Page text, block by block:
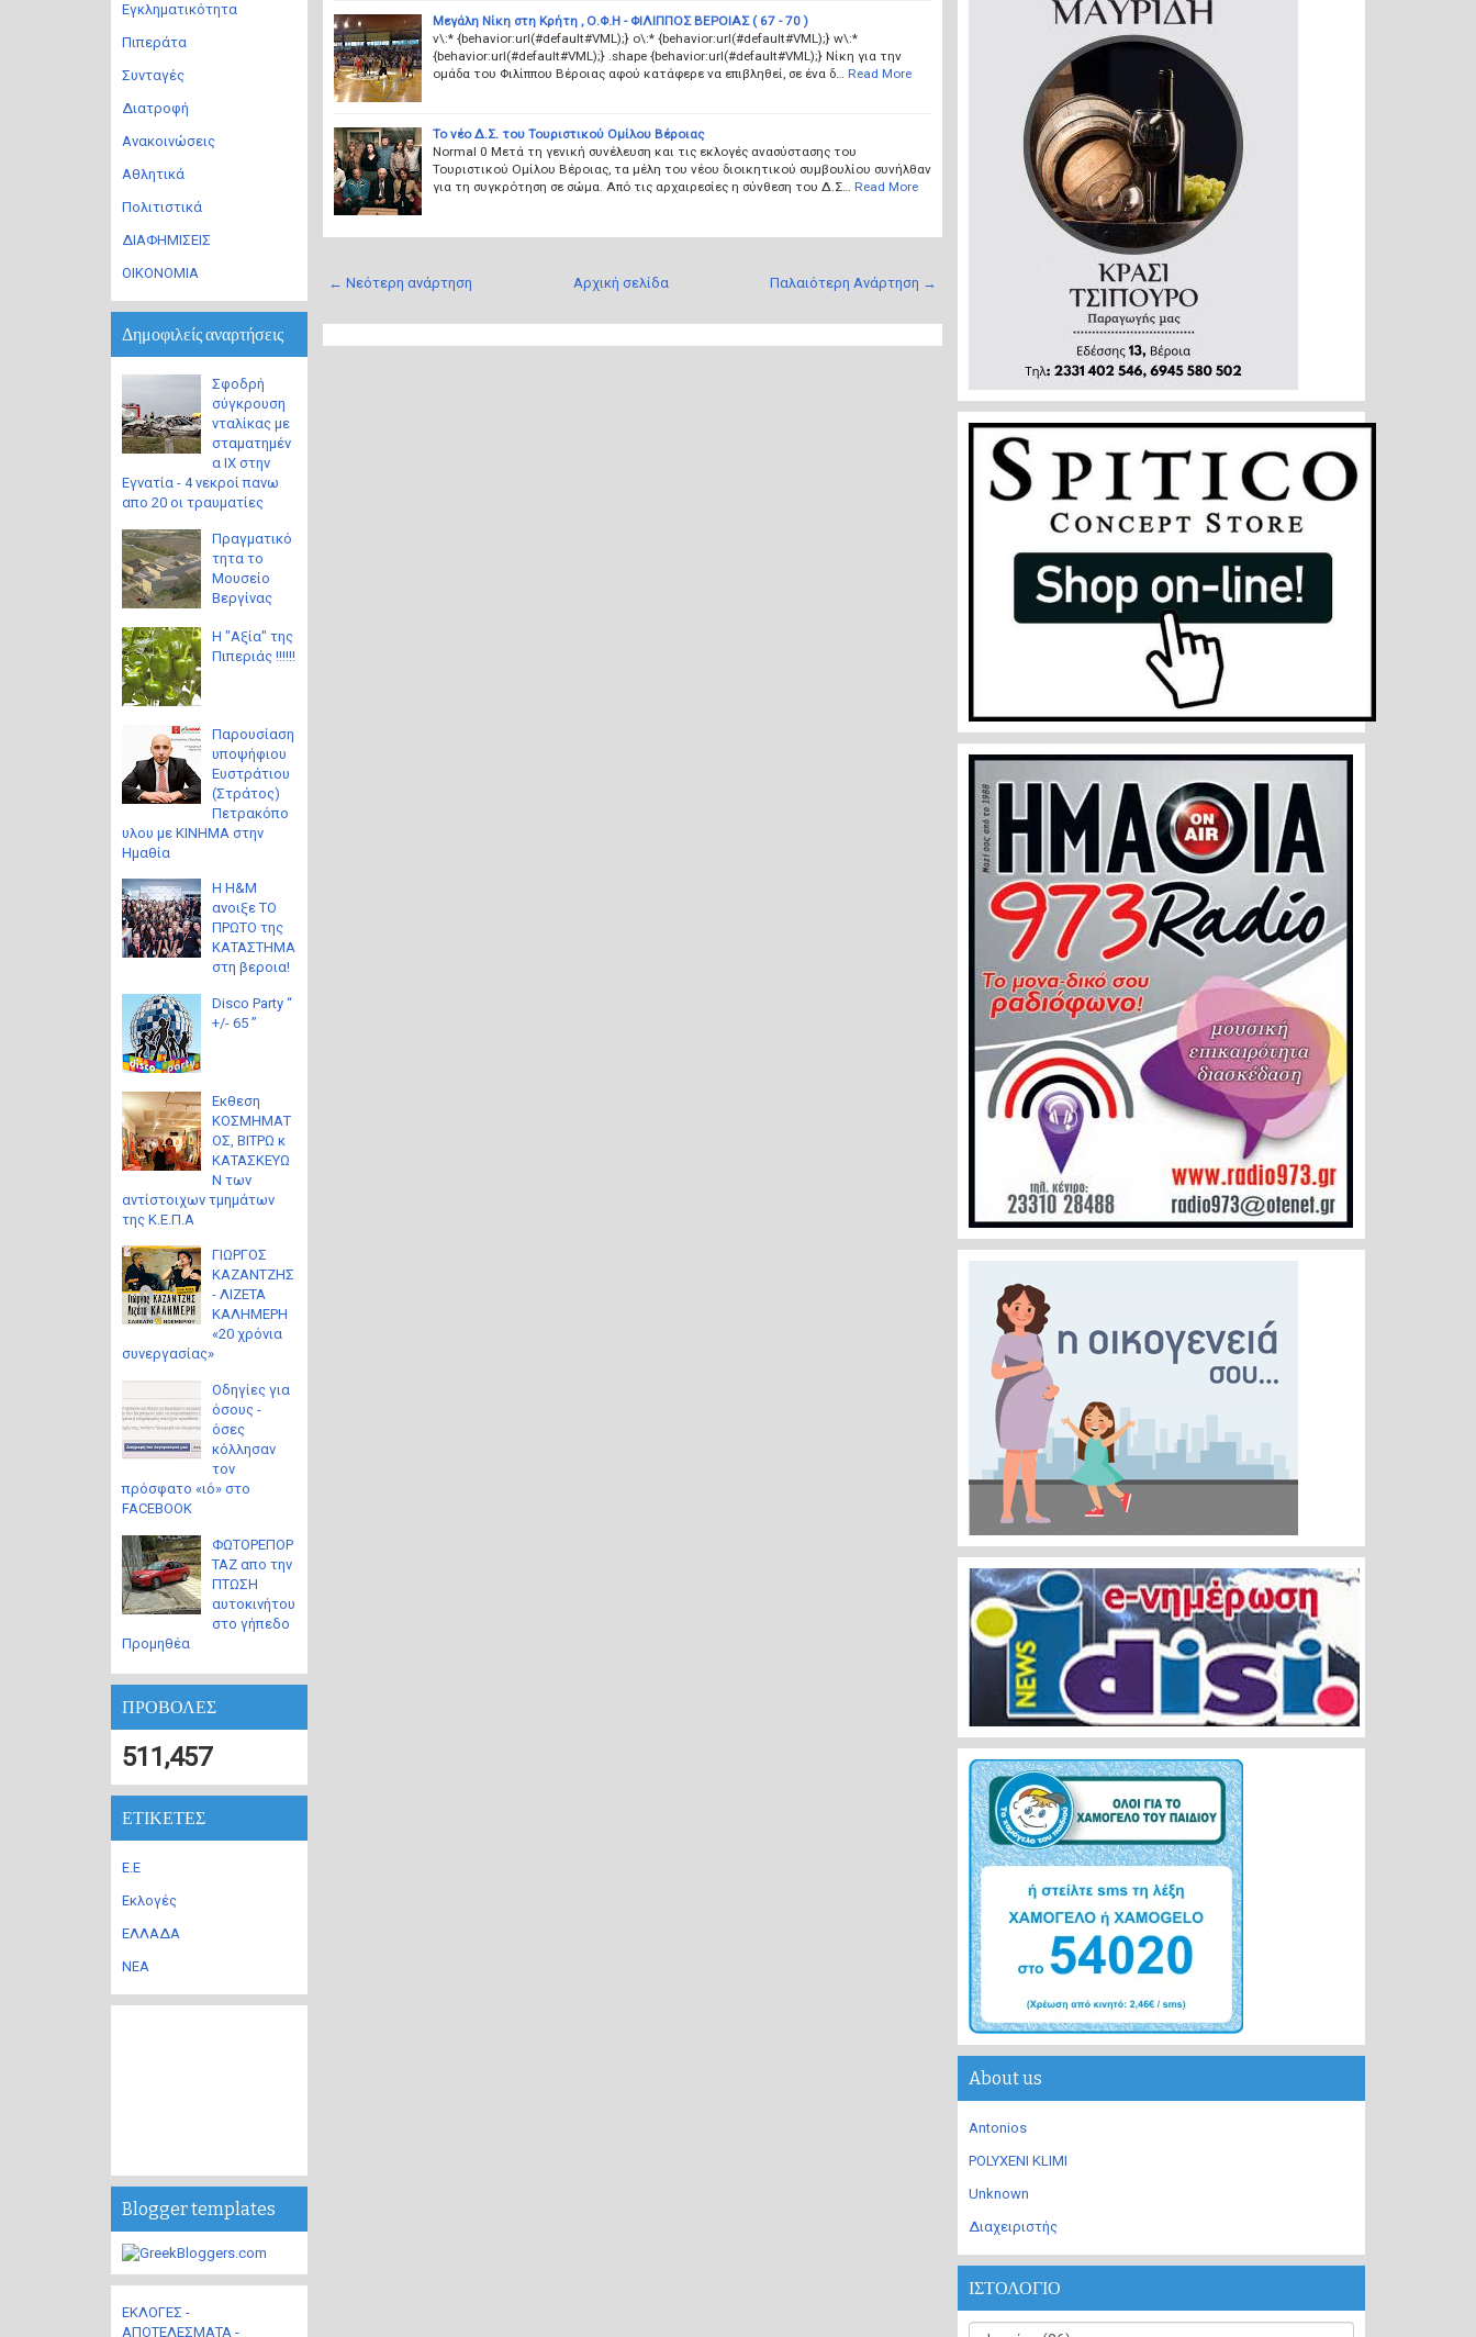
Μεγάλη Νίκη στη Κρήτη , Ο.Φ.Η - ΦΙΛΙΠΠΟΣ ΒΕΡΟΙΑΣ ( 67 - 70 )
v\:* {behavior:url(#default#VML);} o\:* {behavior:url(#default#VML);} w\:*
{behavior:url(#default#VML);} .shape {behavior:url(#default#VML);} Νίκη για την
ομάδα του Φιλίππου Βέροιας αφού κατάφερε να επιβληθεί, σε ένα δ…
Read More
Το νέο Δ.Σ. του Τουριστικού Ομίλου Βέροιας
Normal 0 Μετά τη γενική συνέλευση και τις εκλογές ανασύστασης του
Τουριστικού Ομίλου Βέροιας, τα μέλη του νέου διοικητικού συμβουλίου συνήλθαν
για τη συγκρότηση σε σώμα. Από τις αρχαιρεσίες η σύνθεση του Δ.Σ…
Read More
← Νεότερη ανάρτηση Παλαιότερη Ανάρτηση →
Αρχική σελίδα
Εγκληματικότητα
Πιπεράτα
Συνταγές
Διατροφή
Ανακοινώσεις
Αθλητικά
Πολιτιστικά
ΔΙΑΦΗΜΙΣΕΙΣ
ΟΙΚΟΝΟΜΙΑ
Δημοφιλείς αναρτήσεις
Σφοδρή
σύγκρουση
νταλίκας με
σταματημέν
α ΙΧ στην
Εγνατία - 4 νεκροί πανω
απο 20 οι τραυματίες
Πραγματικό
τητα το
Μουσείο
Βεργίνας
Η "Αξία" της
Πιπεριάς !!!!!!
Παρουσίαση
υποψήφιου
Ευστράτιου
(Στράτος)
Πετρακόπο
υλου με ΚΙΝΗΜΑ στην
Ημαθία
Η H&M
ανοιξε ΤΟ
ΠΡΩΤΟ της
ΚΑΤΑΣΤΗΜΑ
στη βεροια!
Disco Party “
+/- 65 ”
Eκθεση
ΚΟΣΜΗΜΑΤ
ΟΣ, ΒΙΤΡΩ κ
ΚΑΤΑΣΚΕΥΩ
Ν των
αντίστοιχων τμημάτων
της Κ.Ε.Π.Α
ΓΙΩΡΓΟΣ
ΚΑΖΑΝΤΖΗΣ
- ΛΙΖΕΤΑ
ΚΑΛΗΜΕΡΗ
«20 χρόνια
συνεργασίας»
Οδηγίες για
όσους -
όσες
κόλλησαν
τον
πρόσφατο «ιό» στο
FACEBOOK
ΦΩΤΟΡΕΠΟΡ
ΤΑΖ απο την
ΠΤΩΣΗ
αυτοκινήτου
στο γήπεδο
Προμηθέα
ΠΡΟΒΟΛΕΣ
511,457
ΕΤΙΚΕΤΕΣ
Ε.Ε
Εκλογές
ΕΛΛΑΔΑ
ΝΕΑ
Blogger templates
ΕΚΛΟΓΕΣ -
ΑΠΟΤΕΛΕΣΜΑΤΑ -
About us
Antonios
POLYXENI KLIMI
Unknown
Διαχειριστής
ΙΣΤΟΛΟΓΙΟ